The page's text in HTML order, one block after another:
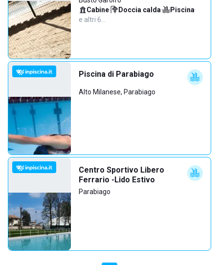
Cabine· Doccia calda· Piscina·
e altri 6…
Piscina di Parabiago
Alto Milanese, Parabiago
Centro Sportivo Libero
Ferrario -Lido Estivo
Parabiago